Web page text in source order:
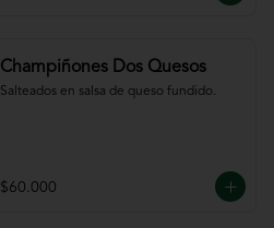
Champiñones Dos Quesos
Salteados en salsa de queso fundido.
$60.000